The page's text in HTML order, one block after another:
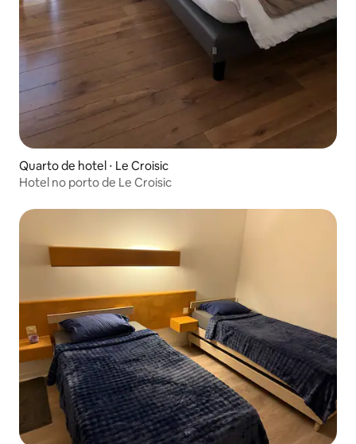
Quarto de hotel ⋅ Le Croisic
Hotel no porto de Le Croisic